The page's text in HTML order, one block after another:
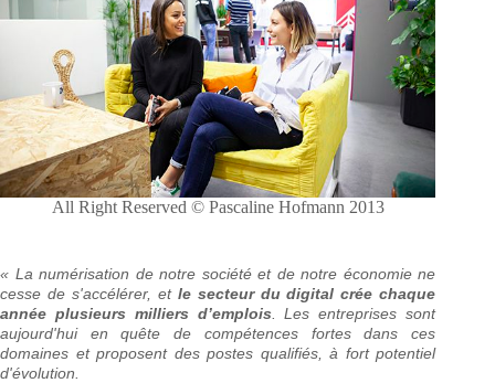
All Right Reserved © Pascaline Hofmann 2013
« La numérisation de notre société et de notre économie ne
cesse de s'accélérer, et le secteur du digital crée chaque
année plusieurs milliers d’emplois. Les entreprises sont
aujourd'hui en quête de compétences fortes dans ces
domaines et proposent des postes qualifiés, à fort potentiel
d'évolution.